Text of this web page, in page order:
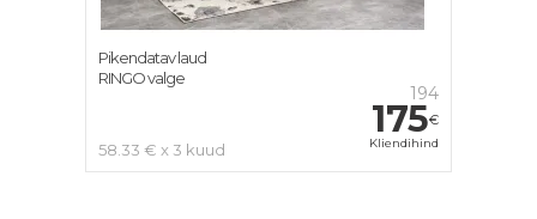
194
175€
Kliendihind
58.33 € x 3 kuud
Pikendatav laud
RINGO valge